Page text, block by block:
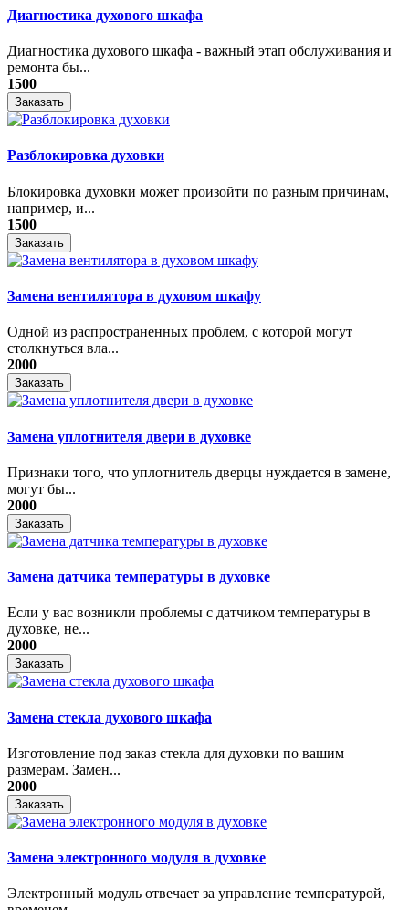
Диагностика духового шкафа
Диагностика духового шкафа - важный этап обслуживания и
ремонта бы...
1500
Заказать
Разблокировка духовки
Блокировка духовки может произойти по разным причинам,
например, и...
1500
Заказать
Замена вентилятора в духовом шкафу
Одной из распространенных проблем, с которой могут
столкнуться вла...
2000
Заказать
Замена уплотнителя двери в духовке
Признаки того, что уплотнитель дверцы нуждается в замене,
могут бы...
2000
Заказать
Замена датчика температуры в духовке
Если у вас возникли проблемы с датчиком температуры в
духовке, не...
2000
Заказать
Замена стекла духового шкафа
Изготовление под заказ стекла для духовки по вашим
размерам. Замен...
2000
Заказать
Замена электронного модуля в духовке
​Электронный модуль отвечает за управление температурой,